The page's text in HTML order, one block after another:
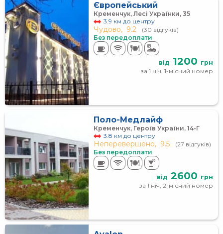
Європейський
Кременчук, Лесі Українки, 35
3.9 км до центру
Чудово, 9.2
(30 відгуків)
Без передоплати
від 1200 грн
за 1 ніч, 1-місний номер
Поло-Медлайф
Кременчук, Героїв України, 14-Г
3.8 км до центру
Неперевершено, 9.5
(27 відгуків)
Без передоплати
від 2600 грн
за 1 ніч, 2-місний номер